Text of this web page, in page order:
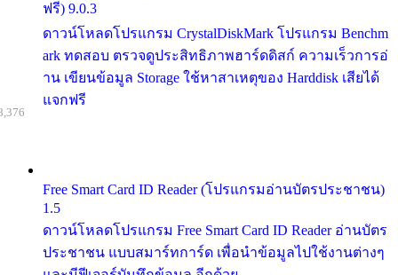
ฟรี) 9.0.3
ดาวน์โหลดโปรแกรม CrystalDiskMark โปรแกรม Benchm
ark ทดสอบ ตรวจดูประสิทธิภาพฮาร์ดดิสก์ ความเร็วการอ่
าน เขียนข้อมูล Storage ใช้หาสาเหตุของ Harddisk เสียได้
แจกฟรี
Free Smart Card ID Reader (โปรแกรมอ่านบัตรประชาชน)
1.5
ดาวน์โหลดโปรแกรม Free Smart Card ID Reader อ่านบัตร
ประชาชน แบบสมาร์ทการ์ด เพื่อนำข้อมูลไปใช้งานต่างๆ